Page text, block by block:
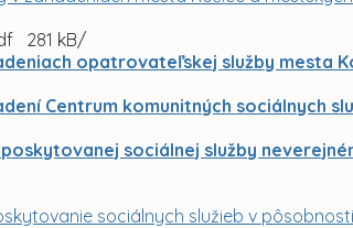
281 kB/
opatrovateľskej služby mesta
Centrum komunitných sociálnych
sociálnej služby
sociálnych služieb v